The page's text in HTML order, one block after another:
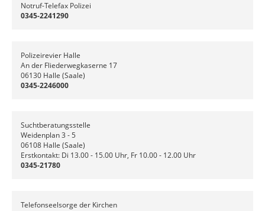
Notruf-Telefax Polizei
0345-2241290
Polizeirevier Halle
An der Fliederwegkaserne 17
06130 Halle (Saale)
0345-2246000
Suchtberatungsstelle
Weidenplan 3 - 5
06108 Halle (Saale)
Erstkontakt: Di 13.00 - 15.00 Uhr, Fr 10.00 - 12.00 Uhr
0345-21780
Telefonseelsorge der Kirchen